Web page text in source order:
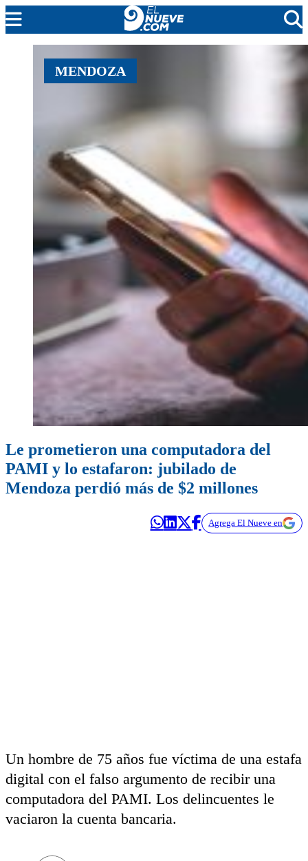
MENDOZA
CADA DÍA
PROTAGONISTAS
EL NUEVE STREAMS
PROGRAMACIÓN
EN VIVO
MENDOZA
Le prometieron una computadora del
PAMI y lo estafaron: jubilado de
Mendoza perdió más de $2 millones
Agrega El Nueve en
Un hombre de 75 años fue víctima de una estafa
digital con el falso argumento de recibir una
computadora del PAMI. Los delincuentes le
vaciaron la cuenta bancaria.